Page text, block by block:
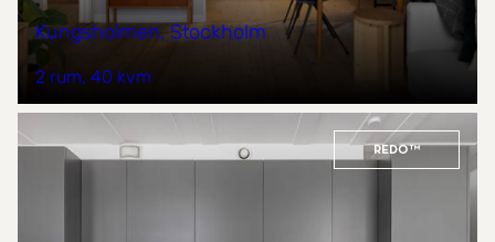
Kungsholmen, Stockholm
2 rum 40 kvm
REDO™